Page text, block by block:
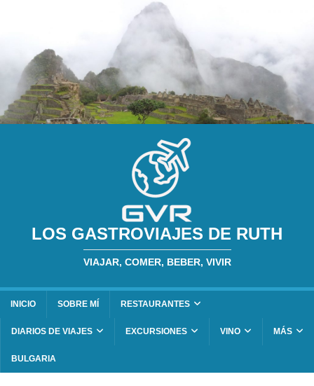
LOS GASTROVIAJES DE RUTH
VIAJAR, COMER, BEBER, VIVIR
INICIO SOBRE MÍ RESTAURANTES
DIARIOS DE VIAJES EXCURSIONES VINO MÁS
BULGARIA